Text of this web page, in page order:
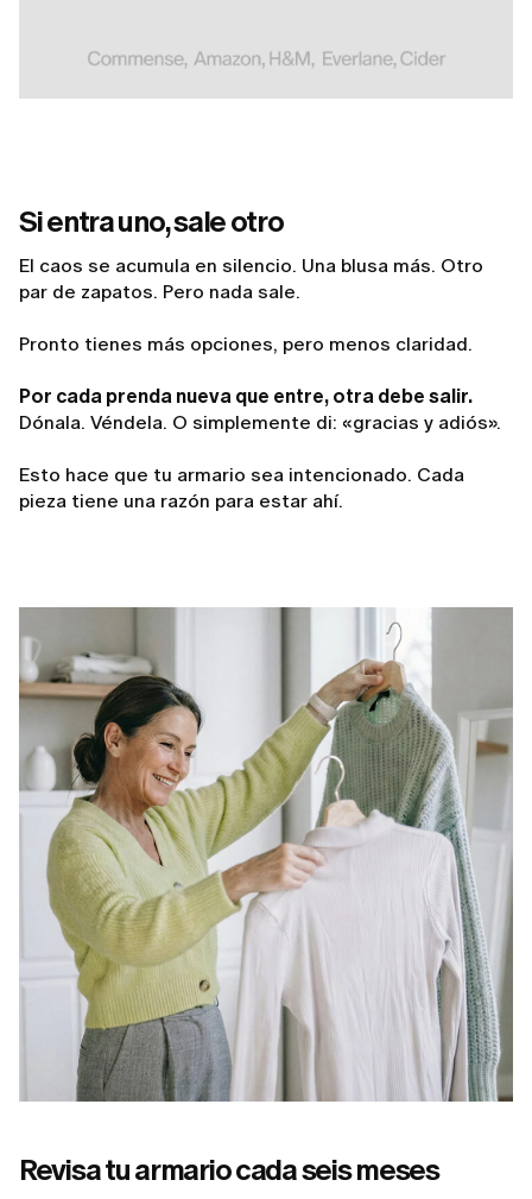
Si entra uno, sale otro
El caos se acumula en silencio. Una blusa más. Otro
par de zapatos. Pero nada sale.
Pronto tienes más opciones, pero menos claridad.
Por cada prenda nueva que entre, otra debe salir.
Dónala. Véndela. O simplemente di: «gracias y adiós».
Esto hace que tu armario sea intencionado. Cada
pieza tiene una razón para estar ahí.
Revisa tu armario cada seis meses